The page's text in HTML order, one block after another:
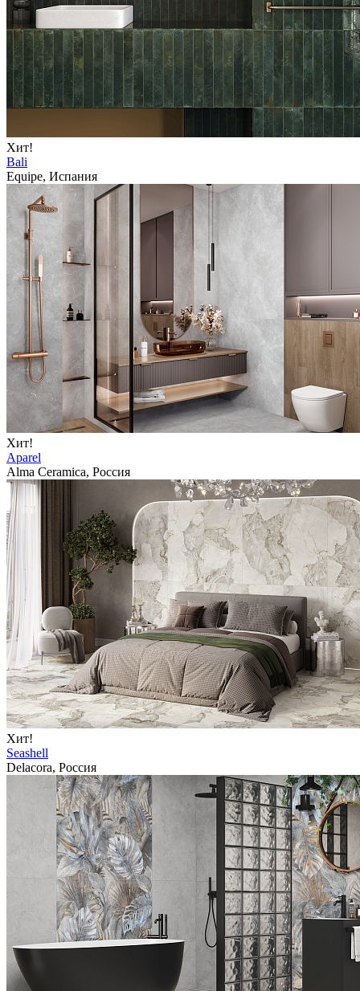
Хит!
Bali
Equipe, Испания
Хит!
Aparel
Alma Ceramica, Россия
Хит!
Seashell
Delacora, Россия